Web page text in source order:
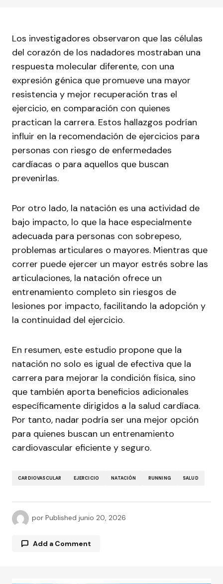
Los investigadores observaron que las células
del corazón de los nadadores mostraban una
respuesta molecular diferente, con una
expresión génica que promueve una mayor
resistencia y mejor recuperación tras el
ejercicio, en comparación con quienes
practican la carrera. Estos hallazgos podrían
influir en la recomendación de ejercicios para
personas con riesgo de enfermedades
cardíacas o para aquellos que buscan
prevenirlas.
Por otro lado, la natación es una actividad de
bajo impacto, lo que la hace especialmente
adecuada para personas con sobrepeso,
problemas articulares o mayores. Mientras que
correr puede ejercer un mayor estrés sobre las
articulaciones, la natación ofrece un
entrenamiento completo sin riesgos de
lesiones por impacto, facilitando la adopción y
la continuidad del ejercicio.
En resumen, este estudio propone que la
natación no solo es igual de efectiva que la
carrera para mejorar la condición física, sino
que también aporta beneficios adicionales
específicamente dirigidos a la salud cardíaca.
Por tanto, nadar podría ser una mejor opción
para quienes buscan un entrenamiento
cardiovascular eficiente y seguro.
CARDIOVASCULAR EJERCICIO NATACIÓN RUNNING SALUD
por Published junio 20, 2026
Add a Comment